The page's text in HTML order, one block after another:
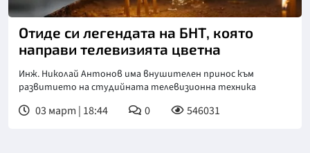
Отиде си легендата на БНТ, която
направи телевизията цветна
Инж. Николай Антонов има внушителен принос към
развитието на студийната телевизионна техника
03 март | 18:44 0 546031